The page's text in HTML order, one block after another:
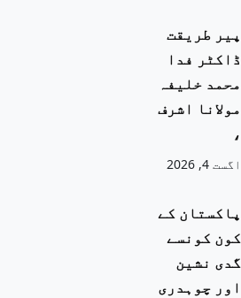
پیر طریقت
ڈاکٹر فدا
محمد خلیفہ
مولانا اشرف
،
اگست 4, 2026
پاکستان کے
کون کونسے
گدی نشین
اور چوہدری